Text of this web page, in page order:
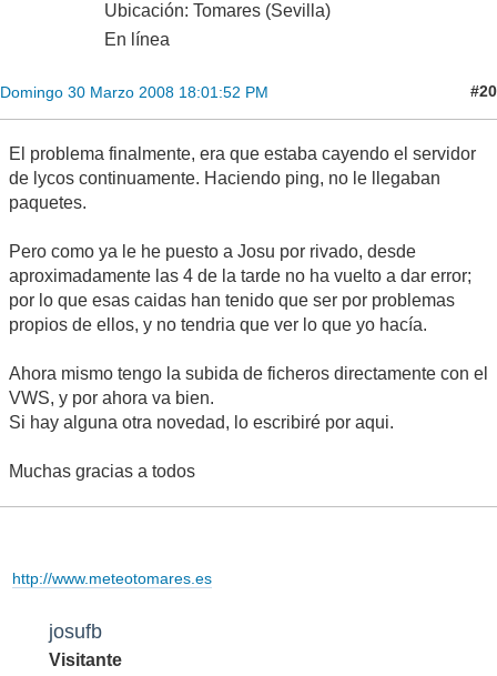
Ubicación: Tomares (Sevilla)
En línea
Domingo 30 Marzo 2008 18:01:52 PM #20
El problema finalmente, era que estaba cayendo el servidor
de lycos continuamente. Haciendo ping, no le llegaban
paquetes.
Pero como ya le he puesto a Josu por rivado, desde
aproximadamente las 4 de la tarde no ha vuelto a dar error;
por lo que esas caidas han tenido que ser por problemas
propios de ellos, y no tendria que ver lo que yo hacía.
Ahora mismo tengo la subida de ficheros directamente con el
VWS, y por ahora va bien.
Si hay alguna otra novedad, lo escribiré por aqui.
Muchas gracias a todos
http://www.meteotomares.es
josufb
Visitante